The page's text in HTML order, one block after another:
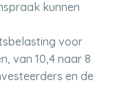
kunnen
voor
van 10,4 naar 8
en de